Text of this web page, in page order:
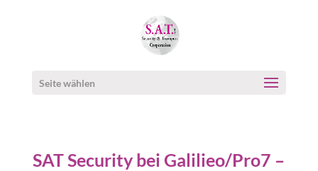
Seite wählen
SAT Security bei Galilieo/Pro7 –